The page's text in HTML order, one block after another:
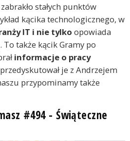
stałych punktów
kącika technologicznego, w
IT i nie tylko opowiada
To także kącik Gramy po
informacje o pracy
je z Andrzejem
przypominamy także
#494 - Świąteczne